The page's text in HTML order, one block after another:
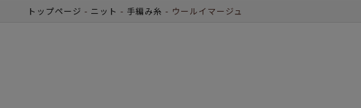
トップページ ニット 手編み糸 ウールイマージュ